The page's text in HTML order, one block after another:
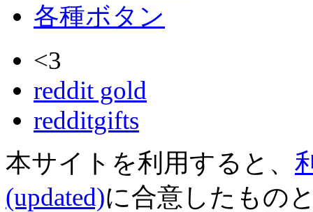
各種ボタン
<3
reddit gold
redditgifts
本サイトを利用すると、
(updated)に合意したもの